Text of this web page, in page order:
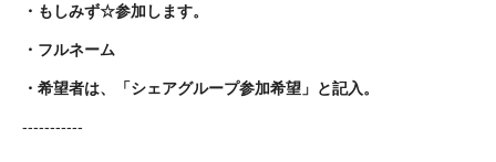
・もしみず☆参加します。
・フルネーム
・希望者は、「シェアグループ参加希望」と記入。
-----------